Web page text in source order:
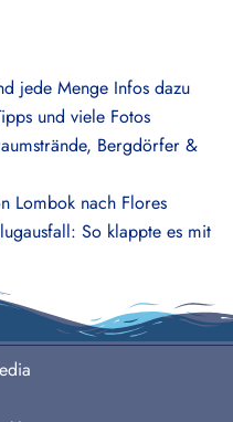
jede Menge Infos dazu
und viele Fotos
Bergdörfer &
Lombok nach Flores
So klappte es mit